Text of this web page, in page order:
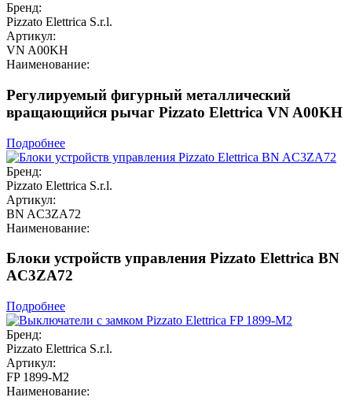
Бренд:
Pizzato Elettrica S.r.l.
Артикул:
VN A00KH
Наименование:
Регулируемый фигурный металлический
вращающийся рычаг Pizzato Elettrica VN A00KH
Подробнее
Бренд:
Pizzato Elettrica S.r.l.
Артикул:
BN AC3ZA72
Наименование:
Блоки устройств управления Pizzato Elettrica BN
AC3ZA72
Подробнее
Бренд:
Pizzato Elettrica S.r.l.
Артикул:
FP 1899-M2
Наименование: